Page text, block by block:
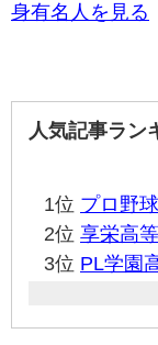
身有名人を見る
人気記事ラン
1位 プロ野
2位 享栄高
3位 PL学園